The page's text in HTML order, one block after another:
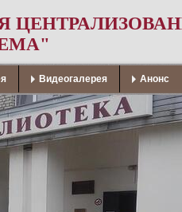
Видеогалерея Анонс